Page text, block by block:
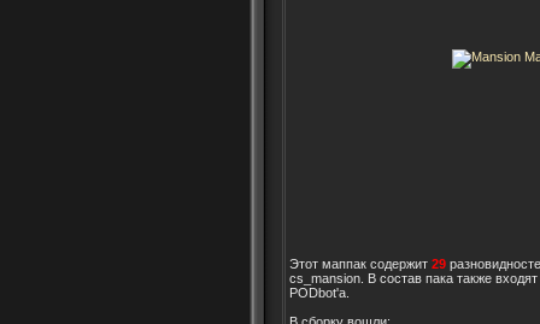
Этот маппак содержит 29
cs_mansion. В состав пака также
PODbot'a.